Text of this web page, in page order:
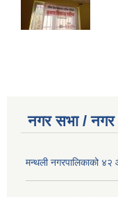
नगर सभा / नगर
मन्थली नगरपालिकाको ४२